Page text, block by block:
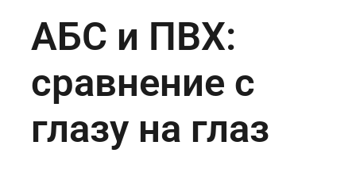
АБС и ПВХ:
сравнение с
глазу на глаз